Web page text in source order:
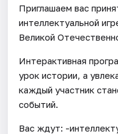
Приглашаем вас
интеллектуальной
Великой
Интерактивная
урок истории, а
каждый участник
событий.
Вас ждут: -